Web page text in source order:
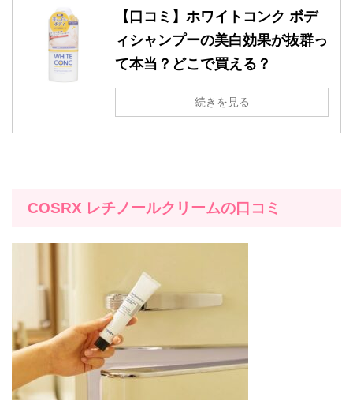
【口コミ】ホワイトコンク ボデ
ィシャンプーの美白効果が抜群っ
て本当？どこで買える？
続きを見る
COSRX レチノールクリームの口コミ